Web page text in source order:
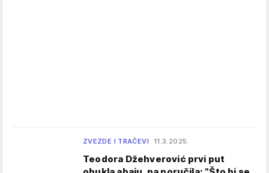
ZVEZDE I TRAČEVI 11.3.2025.
Teodora Džehverović prvi put